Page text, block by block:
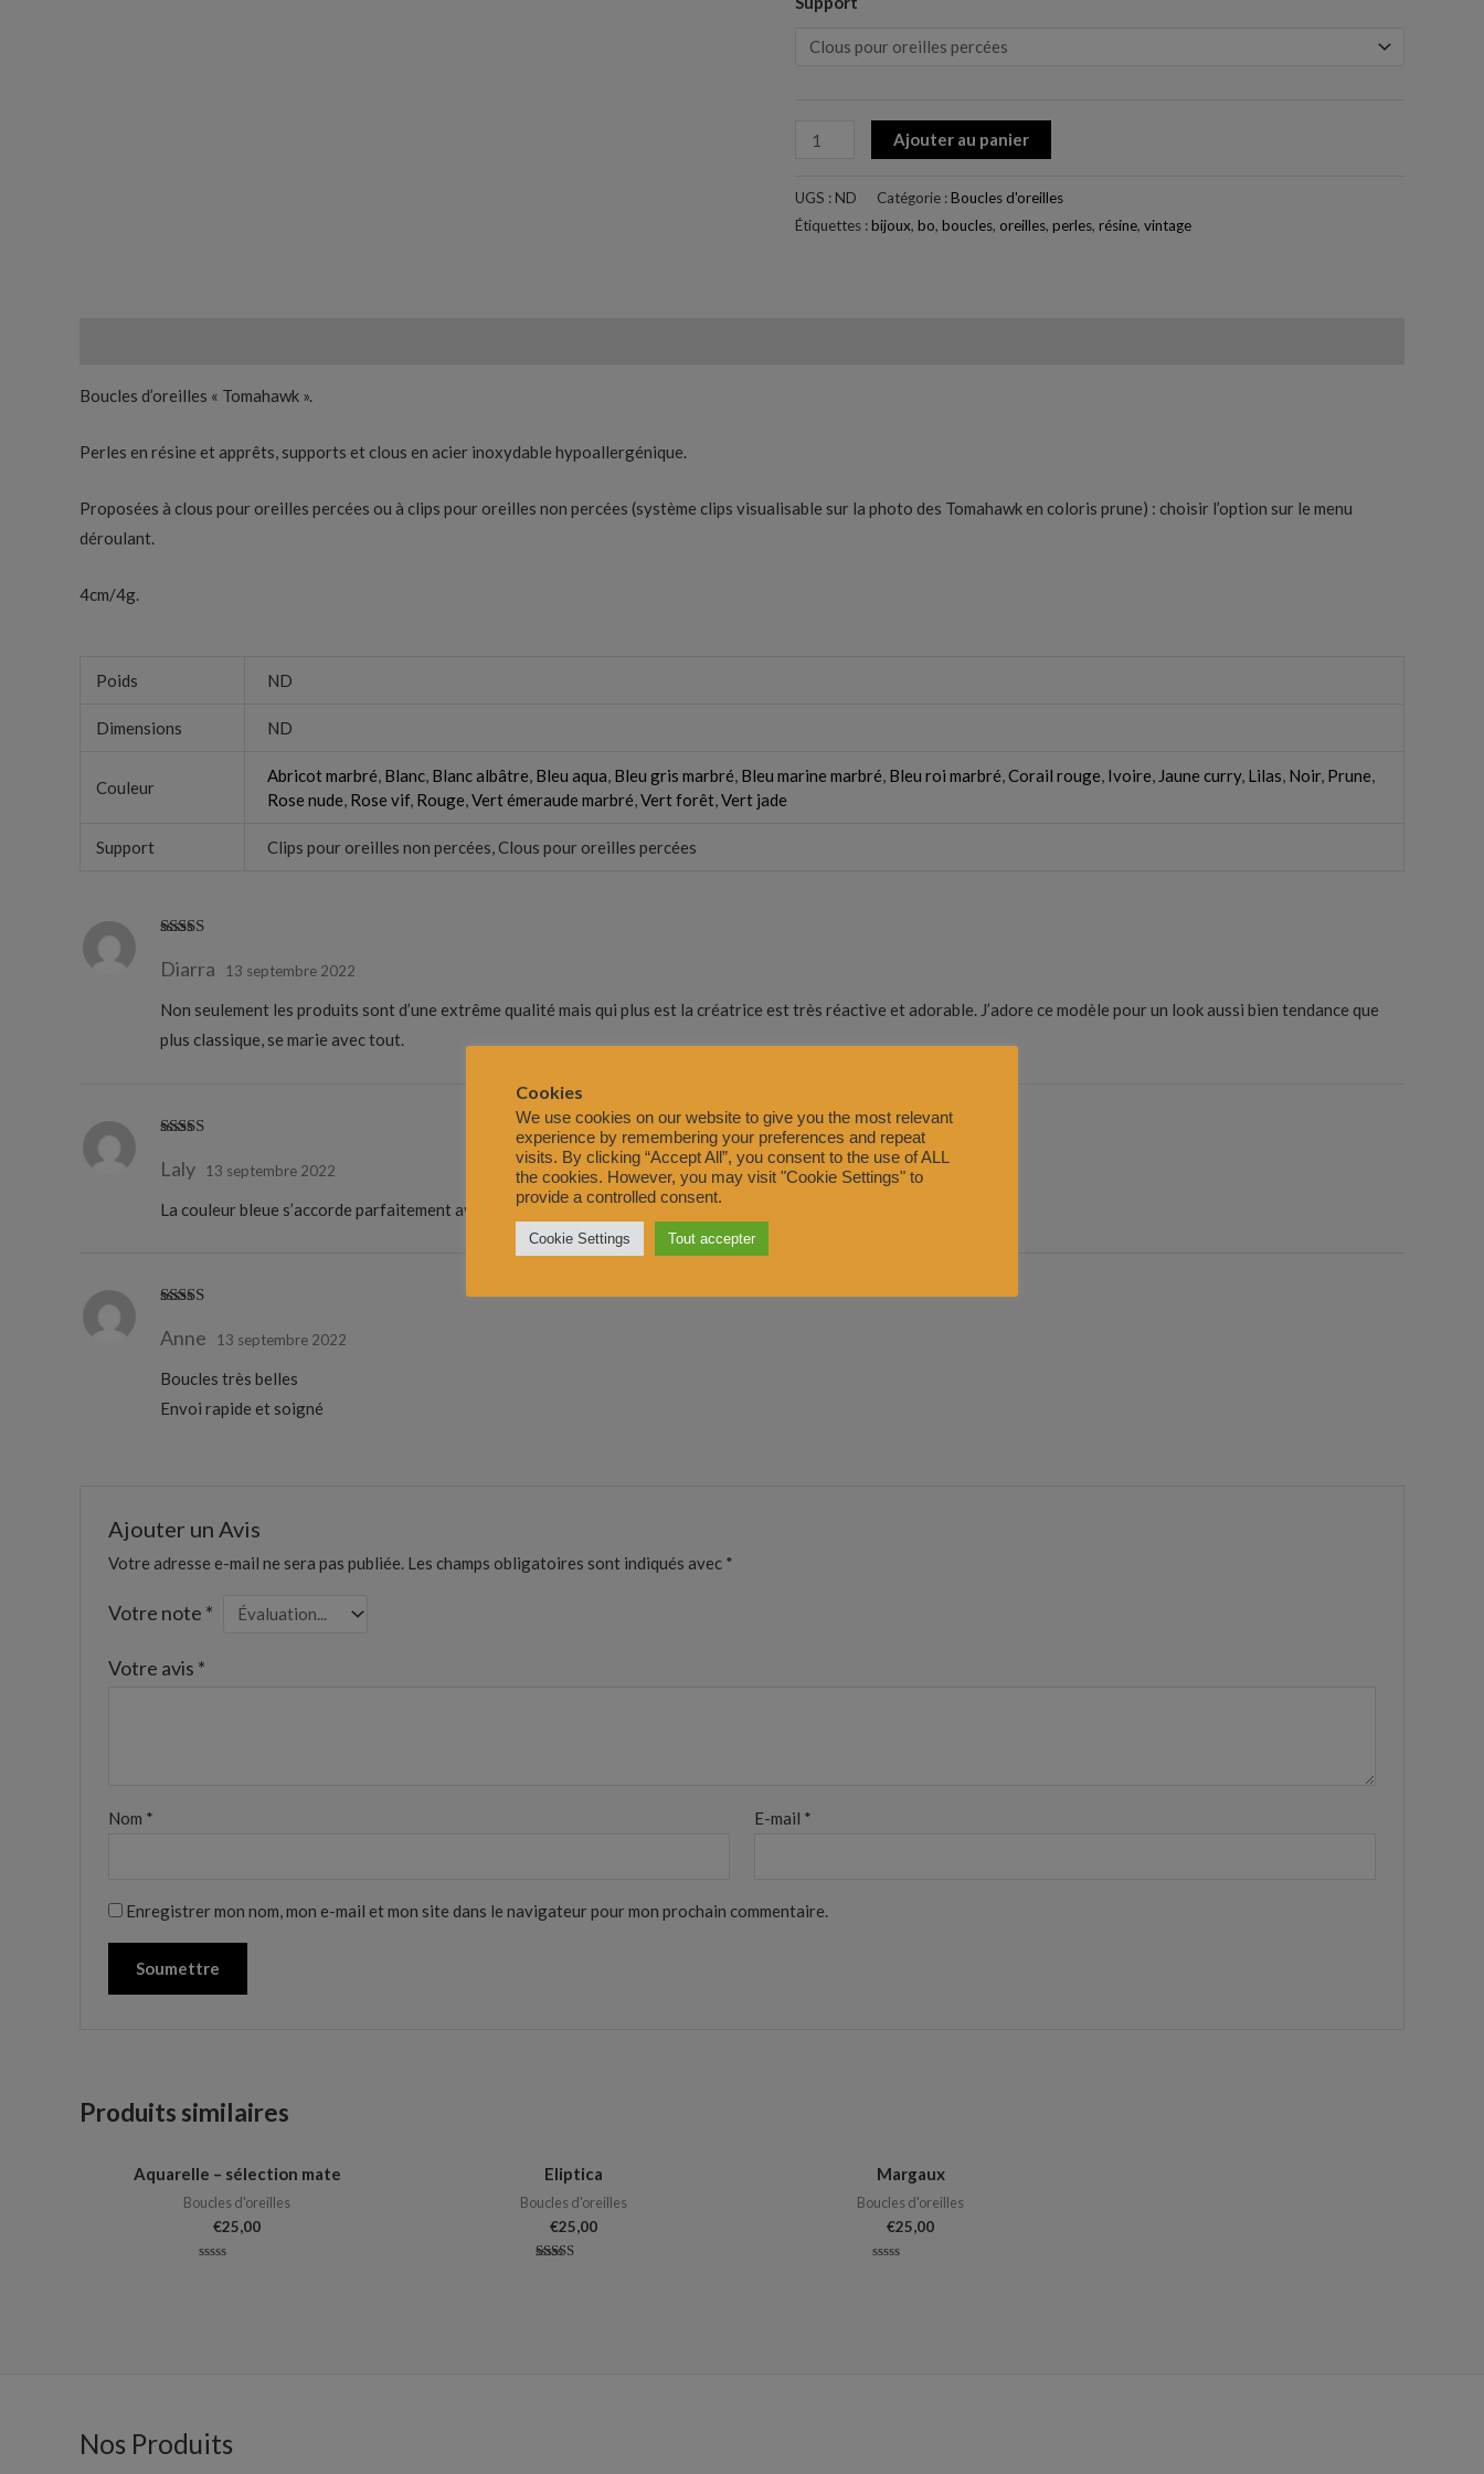
Ajouter au panier
UGS : ND Catégorie :Boucles d'oreilles
Étiquettes :bijoux, bo, boucles, oreilles, perles, résine, vintage
Boucles d’oreilles « Tomahawk ».
Perles en résine et apprêts, supports et clous en acier inoxydable hypoallergénique.
Proposées à clous pour oreilles percées ou à clips pour oreilles non percées (système clips visualisable sur la photo des Tomahawk en coloris prune) : choisir l’option sur le menu
déroulant.
4cm/4g.
Poids ND
Dimensions ND
Couleur
Abricot marbré Blanc Blanc albâtre Bleu aqua Bleu gris marbré Bleu marine marbré Bleu roi marbré ,Corail rouge Ivoire Jaune curry, Lilas Noir, Prune
Rose nude Rose vif, Rouge ,Vert émeraude marbré ,Vert forêt ,Vert jade
Support Clips pour oreilles non percées, Clous pour oreilles percées
Diarra 13 septembre 2022
Non seulement les produits sont d’une extrême qualité mais qui plus est la créatrice est très réactive et adorable. J’adore ce modèle pour un look aussi bien tendance que
plus classique, se marie avec tout.
Laly 13 septembre 2022
La couleur bleue s’accorde parfaitement avec ma robe Graziella 🙂
Anne 13 septembre 2022
Boucles très belles
Envoi rapide et soigné
Ajouter un Avis
Votre adresse e-mail ne sera pas publiée. Les champs obligatoires sont indiqués avec *
Votre note *
Votre avis *
Nom * E-mail *
Enregistrer mon nom, mon e-mail et mon site dans le navigateur pour mon prochain commentaire.
Produits similaires
Aquarelle – sélection mate
Boucles d'oreilles
€25,00
Eliptica
Boucles d'oreilles
€25,00
Margaux
Boucles d'oreilles
€25,00
Nos Produits
Cookies
We use cookies on our website to give you the most relevant
experience by remembering your preferences and repeat
visits. By clicking “Accept All”, you consent to the use of ALL
the cookies. However, you may visit "Cookie Settings" to
provide a controlled consent.
Cookie Settings Tout accepter